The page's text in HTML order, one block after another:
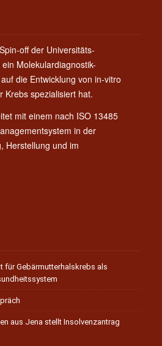
off der Universitäts-
Molekulardiagnostik-
die Entwicklung von in-vitro
Krebs spezialisiert hat.
mit einem nach ISO 13485
in der
Herstellung und im
für Gebärmutterhalskrebs als
aus Jena stellt Insolvenzantrag